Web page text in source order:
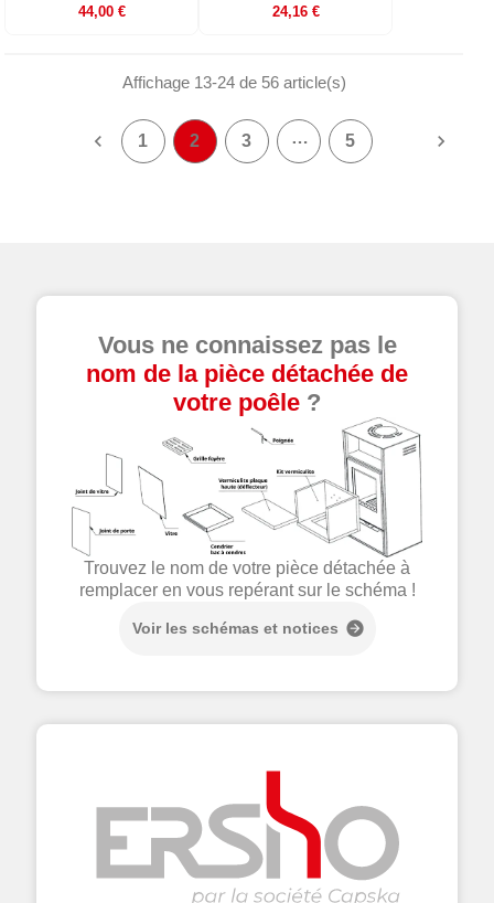
44,00 € 24,16 €
Affichage 13-24 de 56 article(s)
 1 2 3 … 5 
Vous ne connaissez pas le
nom de la pièce détachée de
votre poêle ?
Trouvez le nom de votre pièce détachée à
remplacer en vous repérant sur le schéma !
Voir les schémas et notices